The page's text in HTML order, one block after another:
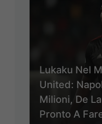
Lukaku Nel
United:
Milioni, De
Pronto A